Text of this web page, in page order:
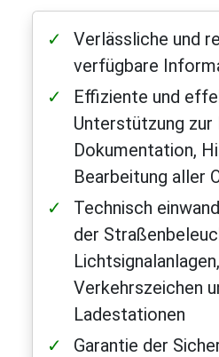
Verlässliche und
verfügbare
Effiziente und
Unterstützung zur
Dokumentation,
Bearbeitung aller
Technisch
der
Lichtsignalanlagen,
Verkehrszeichen
Ladestationen
Garantie der